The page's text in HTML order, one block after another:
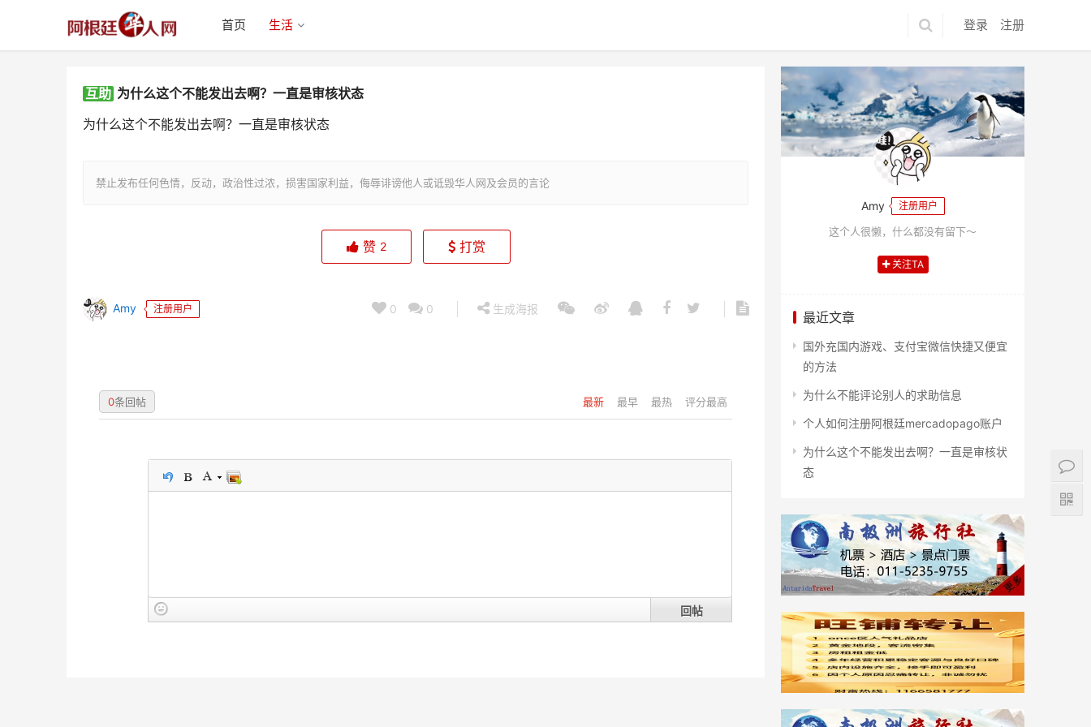
登录 注册
首页 生活
互助 为什么这个不能发出去啊？一直是审核状态
为什么这个不能发出去啊？一直是审核状态
禁止发布任何色情，反动，政治性过浓，损害国家利益，侮辱诽谤他人或诋毁华人网及会员的言论
为什么这个不能发出去啊？一直是
赞 2 打赏
Amy 注册用户 0 0 生成海报
最新 最早 最热 评分最高
0条回帖
回帖
Amy 注册用户
这个人很懒，什么都没有留下～
关注TA
最近文章
国外充国内游戏、支付宝微信快捷又便宜
的方法
为什么不能评论别人的求助信息
个人如何注册阿根廷mercadopago账户
为什么这个不能发出去啊？一直是审核状
态